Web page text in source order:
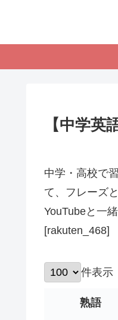
【中学
中学・高校で
て、フレーズ
YouTubeと一
[rakuten_468]
件表示
熟語